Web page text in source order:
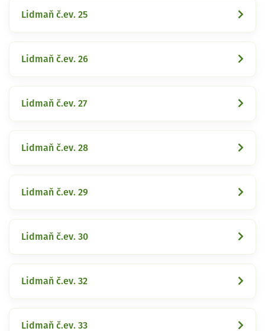
Lidmaň č.ev. 25
Lidmaň č.ev. 26
Lidmaň č.ev. 27
Lidmaň č.ev. 28
Lidmaň č.ev. 29
Lidmaň č.ev. 30
Lidmaň č.ev. 32
Lidmaň č.ev. 33